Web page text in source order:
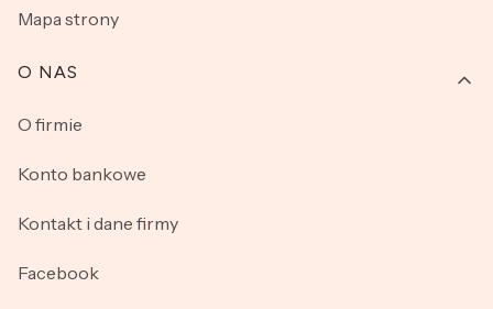
Mapa strony
O NAS
O firmie
Konto bankowe
Kontakt i dane firmy
Facebook